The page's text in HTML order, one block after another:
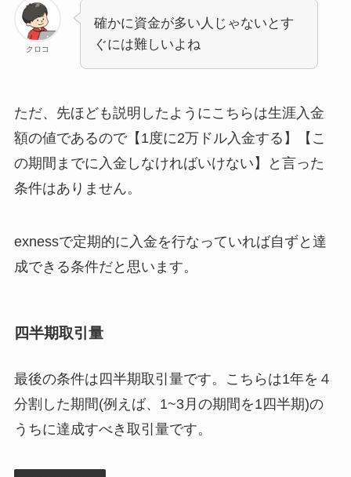
クロコ
確かに資金が多い人じゃないとす
ぐには難しいよね
ただ、先ほども説明したようにこちらは生涯入金
額の値であるので【1度に2万ドル入金する】【こ
の期間までに入金しなければいけない】と言った
条件はありません。
exnessで定期的に入金を行なっていれば自ずと達
成できる条件だと思います。
四半期取引量
最後の条件は四半期取引量です。こちらは1年を４
分割した期間(例えば、1~3月の期間を1四半期)の
うちに達成すべき取引量です。